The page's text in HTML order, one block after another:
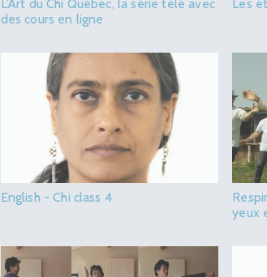
L’Art du Chi Québec, la série télé avec
des cours en ligne
Les
English - Chi class 4
yeux